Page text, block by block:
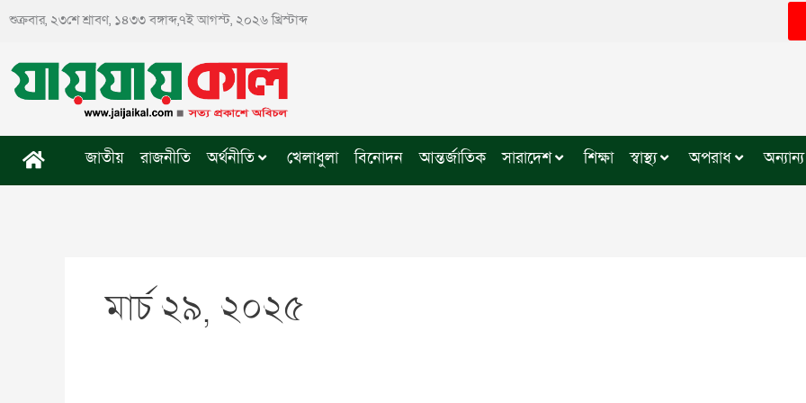
শুক্রবার, ২৩শে শ্রাবণ, ১৪৩৩ বঙ্গাব্দ,৭ই আগস্ট, ২০২৬ খ্রিস্টাব্দ
জাতীয় রাজনীতি অর্থনীতি খেলাধুলা বিনোদন আন্তর্জাতিক সারাদেশ শিক্ষা স্বাস্থ্য অপরাধ অন্যান্য
মার্চ ২৯, ২০২৫